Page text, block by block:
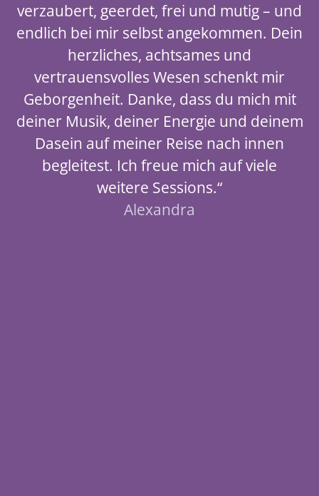
verzaubert, geerdet, frei und mutig – und
endlich bei mir selbst angekommen. Dein
herzliches, achtsames und
vertrauensvolles Wesen schenkt mir
Geborgenheit. Danke, dass du mich mit
deiner Musik, deiner Energie und deinem
Dasein auf meiner Reise nach innen
begleitest. Ich freue mich auf viele
weitere Sessions.“
Alexandra